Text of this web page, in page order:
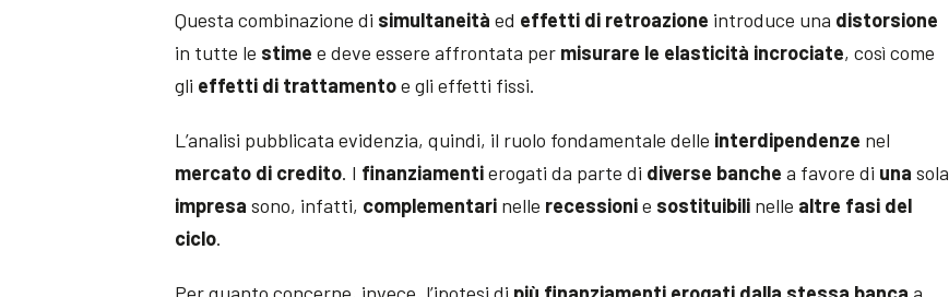
Questa combinazione di simultaneità ed effetti di retroazione introduce una distorsione
in tutte le stime e deve essere affrontata per misurare le elasticità incrociate, così come
gli effetti di trattamentoe gli effetti fissi.
L’analisi pubblicata evidenzia, quindi, il ruolo fondamentale delle interdipendenze nel
mercato di credito. I finanziamentierogati da parte di diverse banche a favore di una sola
impresa sono, infatti, complementari nelle recessionie sostituibili nelle altre fasi del
ciclo.